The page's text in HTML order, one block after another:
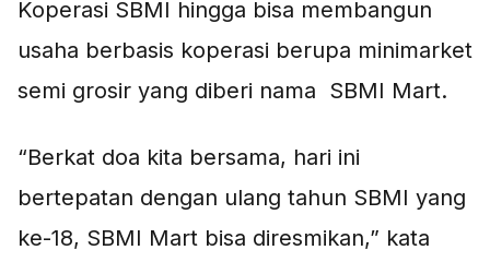
Koperasi SBMI hingga bisa membangun
usaha berbasis koperasi berupa minimarket
semi grosir yang diberi nama SBMI Mart.
“Berkat doa kita bersama, hari ini
bertepatan dengan ulang tahun SBMI yang
ke-18, SBMI Mart bisa diresmikan,” kata